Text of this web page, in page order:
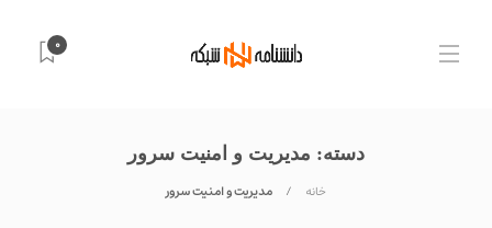
0
دسته: مدیریت و امنیت سرور
خانه مدیریت و امنیت سرور